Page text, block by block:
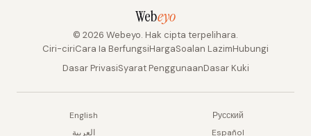
Webeyo
© 2026 Webeyo. Hak cipta terpelihara.
Ciri-ciriCara Ia BerfungsiHargaSoalan LazimHubungi
Dasar PrivasiSyarat PenggunaanDasar Kuki
English
Русский
العربية
Español